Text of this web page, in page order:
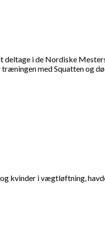
i de Nordiske
med Squatten og
kvinder i vægtløftning,